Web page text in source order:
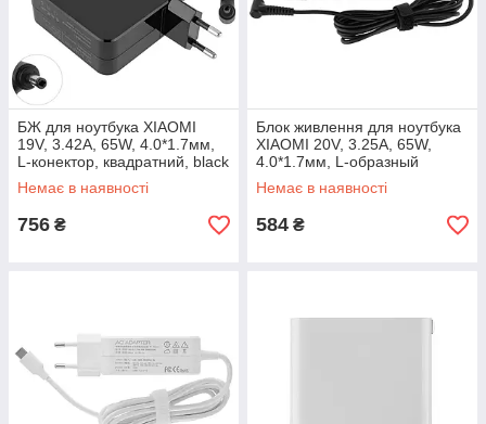
БЖ для ноутбука XIAOMI
19V, 3.42A, 65W, 4.0*1.7мм,
L-конектор, квадратний, black
(без кабелю!)
Немає в наявності
756 ₴
Блок живлення для ноутбука
XIAOMI 20V, 3.25A, 65W,
4.0*1.7мм, L-образный
разъём, (Replacement AC
Adapter) black (без кабелю!)
Немає в наявності
584 ₴